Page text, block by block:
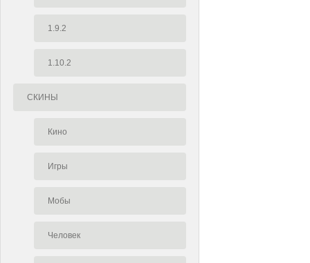
1.9.2
1.10.2
СКИНЫ
Кино
Игры
Мобы
Человек